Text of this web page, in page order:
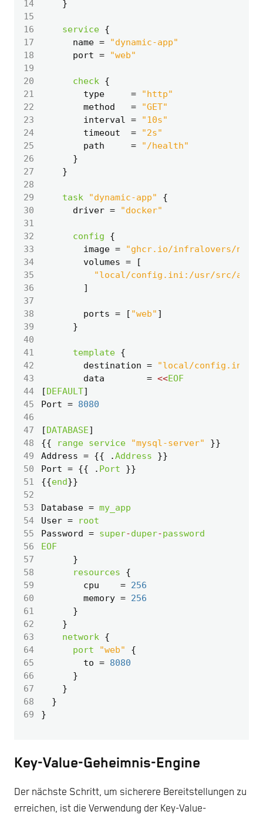
14
15
16
service
17
      name
=
"dynamic-app"
18
      port
=
"web"
19
20
check
21
        type
=
"http"
22
        method
=
"GET"
23
        interval
=
"10s"
24
        timeout
=
"2s"
25
        path
=
"/health"
26
27
28
29
task "dynamic-app"
30
      driver
=
"docker"
31
32
config
33
        image
=
"ghcr.io/infralovers/
34
        volumes
=
[
35
"local/config.ini:/usr/src/app/
36
]
37
38
        ports
= [ "web" ]
39
40
41
template
42
        destination
=
"local/config.ini"
43
        data
= <<EOF
44
[ DEFAULT]
45
Port = 8080
46
47
[ DATABASE]
48
{{ range service "mysql-server"
49
Address = {{ .Address
50
Port = {{ . Port
51
{{end
52
53
Database = my_app
54
User =
root
55
Password = super-duper-password
56
EOF
57
58
resources
59
        cpu
= 256
60
        memory
= 256
61
62
63
network
64
port "web"
65
        to
= 8080
66
67
68
69
Key-Value-Geheimnis-Engine
Der nächste Schritt, um sicherere Bereitstellungen zu
erreichen, ist die Verwendung der Key-Value-